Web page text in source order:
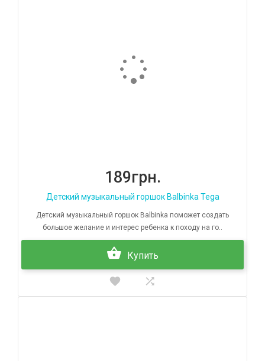
189грн.
Детский музыкальный горшок Balbinka Tega
Детский музыкальный горшок Balbinka поможет создать
большое желание и интерес ребенка к походу на го..
Купить